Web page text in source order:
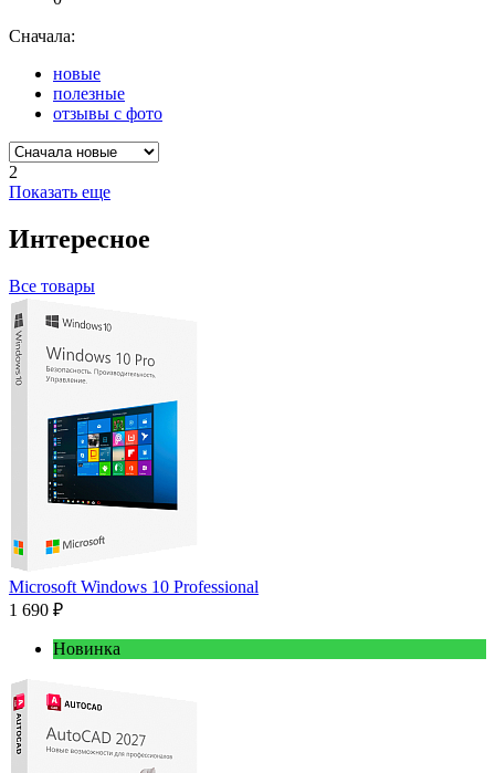
Сначала:
новые
полезные
отзывы с фото
2
Показать еще
Интересное
Все товары
Microsoft Windows 10 Professional
1 690 ₽
Новинка